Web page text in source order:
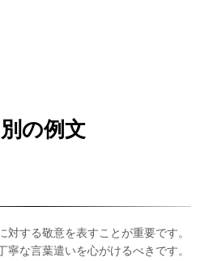
の例文
対する敬意を表すことが重要です。
寧な言葉遣いを心がけるべきです。